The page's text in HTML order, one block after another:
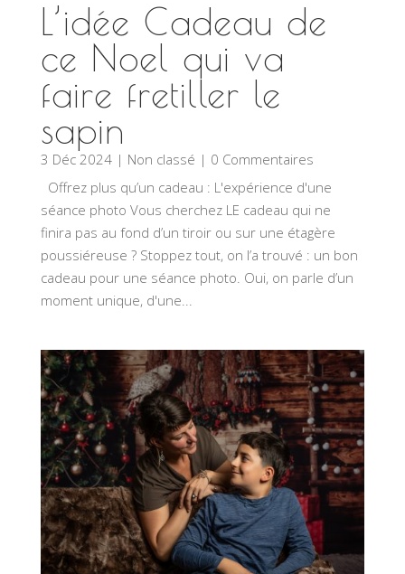
L’idée Cadeau de
ce Noel qui va
faire fretiller le
sapin
3 Déc 2024| Non classé | 0 Commentaires
Offrez plus qu’un cadeau : L'expérience d'une
séance photo Vous cherchez LE cadeau qui ne
finira pas au fond d’un tiroir ou sur une étagère
poussiéreuse ? Stoppez tout, on l’a trouvé : un bon
cadeau pour une séance photo. Oui, on parle d’un
moment unique, d'une...